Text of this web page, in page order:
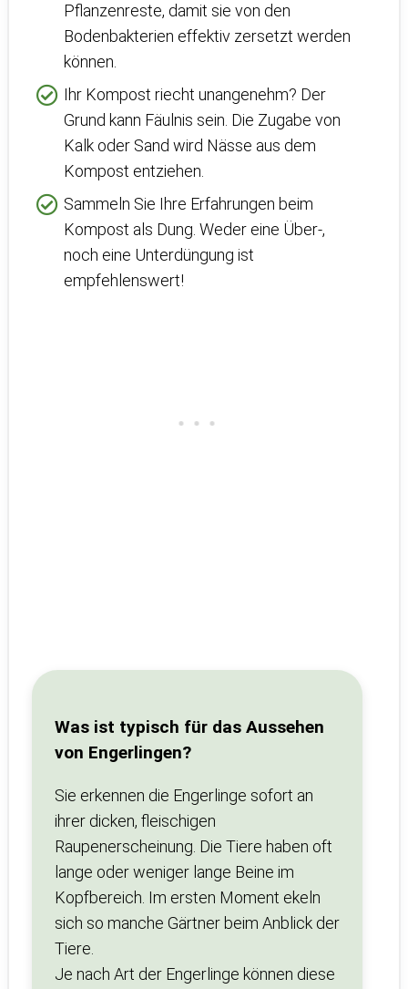
Pflanzenreste, damit sie von den
Bodenbakterien effektiv zersetzt werden
können.
Ihr Kompost riecht unangenehm? Der
Grund kann Fäulnis sein. Die Zugabe von
Kalk oder Sand wird Nässe aus dem
Kompost entziehen.
Sammeln Sie Ihre Erfahrungen beim
Kompost als Dung. Weder eine Über-,
noch eine Unterdüngung ist
empfehlenswert!
Was ist typisch für das Aussehen
von Engerlingen?
Sie erkennen die Engerlinge sofort an
ihrer dicken, fleischigen
Raupenerscheinung. Die Tiere haben oft
lange oder weniger lange Beine im
Kopfbereich. Im ersten Moment ekeln
sich so manche Gärtner beim Anblick der
Tiere.
Je nach Art der Engerlinge können diese